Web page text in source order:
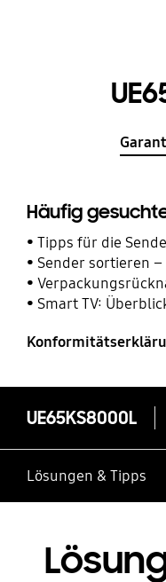
Häufig
Tipps für die
Sender sortieren
Smart TV:
UE65KS8000L
Lösungen & Tipps